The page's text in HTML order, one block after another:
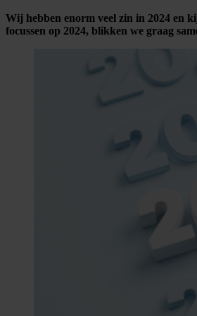
Wij hebben enorm veel zin in 2024 en
focussen op 2024, blikken we graag